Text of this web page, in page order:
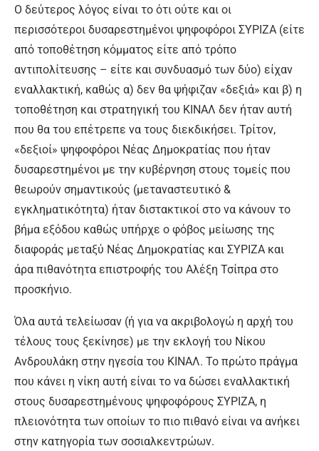
Ο δεύτερος λόγος είναι το ότι ούτε και οι
περισσότεροι δυσαρεστημένοι ψηφοφόροι ΣΥΡΙΖΑ (είτε
από τοποθέτηση κόμματος είτε από τρόπο
αντιπολίτευσης – είτε και συνδυασμό των δύο) είχαν
εναλλακτική, καθώς α) δεν θα ψήφιζαν «δεξιά» και β) η
τοποθέτηση και στρατηγική του ΚΙΝΑΛ δεν ήταν αυτή
που θα του επέτρεπε να τους διεκδικήσει. Τρίτον,
«δεξιοί» ψηφοφόροι Νέας Δημοκρατίας που ήταν
δυσαρεστημένοι με την κυβέρνηση στους τομείς που
θεωρούν σημαντικούς (μεταναστευτικό &
εγκληματικότητα) ήταν διστακτικοί στο να κάνουν το
βήμα εξόδου καθώς υπήρχε ο φόβος μείωσης της
διαφοράς μεταξύ Νέας Δημοκρατίας και ΣΥΡΙΖΑ και
άρα πιθανότητα επιστροφής του Αλέξη Τσίπρα στο
προσκήνιο.
Όλα αυτά τελείωσαν (ή για να ακριβολογώ η αρχή του
τέλους τους ξεκίνησε) με την εκλογή του Νίκου
Ανδρουλάκη στην ηγεσία του ΚΙΝΑΛ. Το πρώτο πράγμα
που κάνει η νίκη αυτή είναι το να δώσει εναλλακτική
στους δυσαρεστημένους ψηφοφόρους ΣΥΡΙΖΑ, η
πλειονότητα των οποίων το πιο πιθανό είναι να ανήκει
στην κατηγορία των σοσιαλκεντρώων.